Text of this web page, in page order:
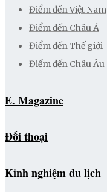
Điểm đến Việt Nam
Điểm đến Châu Á
Điểm đến Thế giới
Điểm đến Châu Âu
E. Magazine
Đối thoại
Kinh nghiệm du lịch